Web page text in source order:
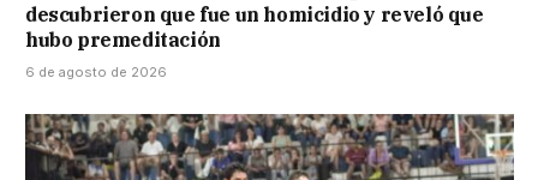
descubrieron que fue un homicidio y reveló que
hubo premeditación
6 de agosto de 2026